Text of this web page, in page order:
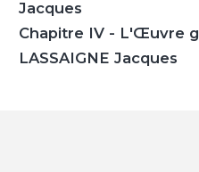
Jacques
Chapitre IV - L'Œuvre
LASSAIGNE Jacques